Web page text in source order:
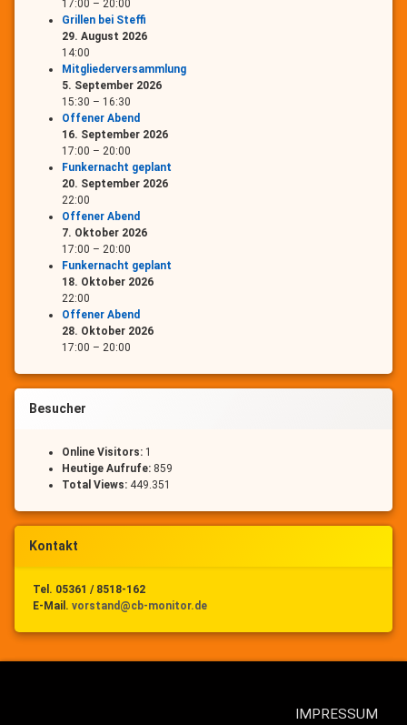
17:00 – 20:00
Grillen bei Steffi
29. August 2026
14:00
Mitgliederversammlung
5. September 2026
15:30 – 16:30
Offener Abend
16. September 2026
17:00 – 20:00
Funkernacht geplant
20. September 2026
22:00
Offener Abend
7. Oktober 2026
17:00 – 20:00
Funkernacht geplant
18. Oktober 2026
22:00
Offener Abend
28. Oktober 2026
17:00 – 20:00
Besucher
Online Visitors: 1
Heutige Aufrufe: 859
Total Views: 449.351
Kontakt
Tel. 05361 / 8518-162
E-Mail. vorstand@cb-monitor.de
IMPRESSUM